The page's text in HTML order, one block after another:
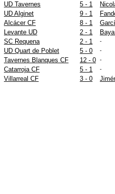
UD Tavernes 5 - 1
UD Alginet 9 - 1
Alcácer CF 8 - 1
Levante UD 2 - 1
SC Requena 2 - 1
-
UD Quart de Poblet 5 - 0
-
Tavernes Blanques CF 12 - 0
-
Catarroja CF 5 - 1
-
Villarreal CF 3 - 0